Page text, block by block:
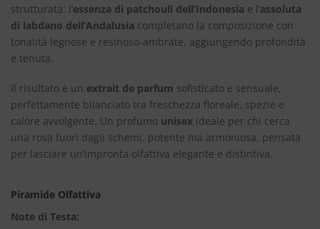
strutturata: l’essenza di patchouli dell’Indonesia e l’assoluta
di labdano dell’Andalusia completano la composizione con
tonalità legnose e resinoso-ambrate, aggiungendo profondità
e tenuta.
Il risultato è un extrait de parfum sofisticato e sensuale,
perfettamente bilanciato tra freschezza floreale, spezie e
calore avvolgente. Un profumo unisex ideale per chi cerca
una rosa fuori dagli schemi, potente ma armoniosa, pensata
per lasciare un’impronta olfattiva elegante e distintiva.
Piramide Olfattiva
Note di Testa: